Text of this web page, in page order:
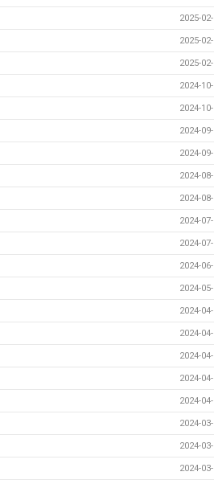
2025-
2025-
2025-
2024-
2024-
2024-
2024-
2024-
2024-
2024-
2024-
2024-
2024-
2024-
2024-
2024-
2024-
2024-
2024-
2024-
2024-